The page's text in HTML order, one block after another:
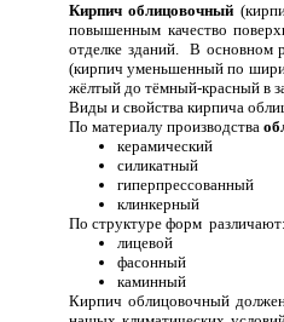
Кирпич облицовочный
повышенным качество
отделке зданий. В основном
(кирпич уменьшенный по
жёлтый до тёмный-красный в
Виды и свойства кирпича
По материалу производства
керамический
силикатный
гиперпрессованный
клинкерный
По структуре форм
лицевой
фасонный
каминный
Кирпич облицовочный